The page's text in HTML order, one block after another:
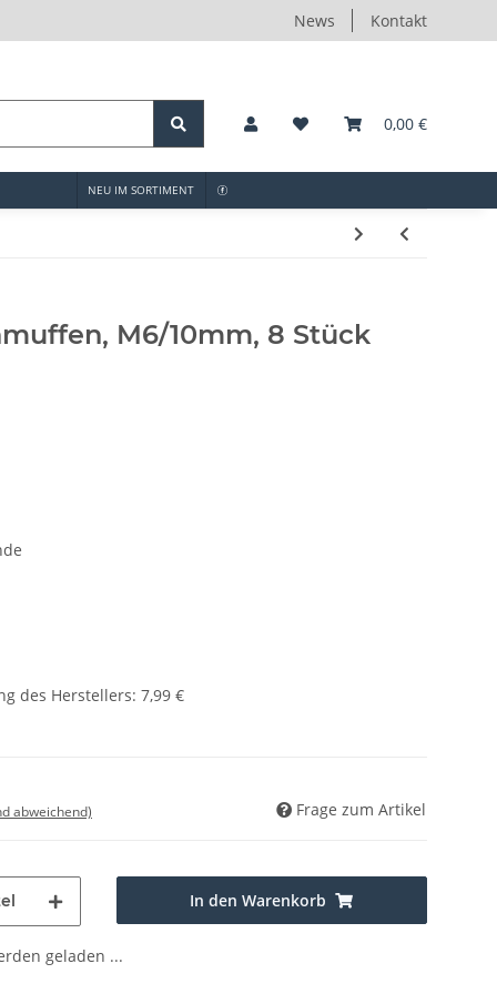
News Kontakt
0,00 €
NEU IM SORTIMENT
M6/10mm, 8 Stück
des Herstellers: 7,99 €
abweichend) Frage zum Artikel
In den Warenkorb
geladen ...